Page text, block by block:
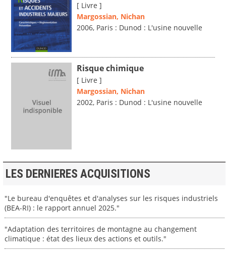
[ Livre ]
Margossian, Nichan
2006, Paris : Dunod : L'usine nouvelle
Risque chimique
[ Livre ]
Margossian, Nichan
2002, Paris : Dunod : L'usine nouvelle
LES DERNIERES ACQUISITIONS
"Le bureau d'enquêtes et d'analyses sur les risques industriels
(BEA-RI) : le rapport annuel 2025."
"Adaptation des territoires de montagne au changement
climatique : état des lieux des actions et outils."